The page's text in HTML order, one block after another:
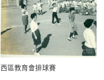
西區教育會排球賽